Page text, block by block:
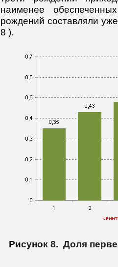
наименее
рождений составляли
8 ).
Рисунок 8. Доля